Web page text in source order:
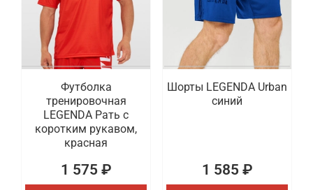
Футболка
тренировочная
LEGENDA Рать с
коротким рукавом,
красная
1 575 ₽
Шорты LEGENDA Urban
синий
1 585 ₽